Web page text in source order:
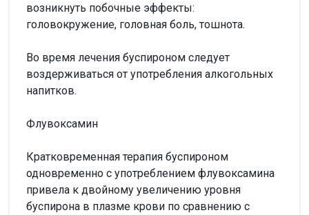
возникнуть побочные эффекты:
головокружение, головная боль, тошнота.
Во время лечения буспироном следует
воздерживаться от употребления алкогольных
напитков.
Флувоксамин
Кратковременная терапия буспироном
одновременно с употреблением флувоксамина
привела к двойному увеличению уровня
буспирона в плазме крови по сравнению с